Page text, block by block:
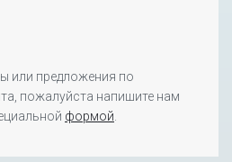
или предложения по
пожалуйста напишите нам
формой.